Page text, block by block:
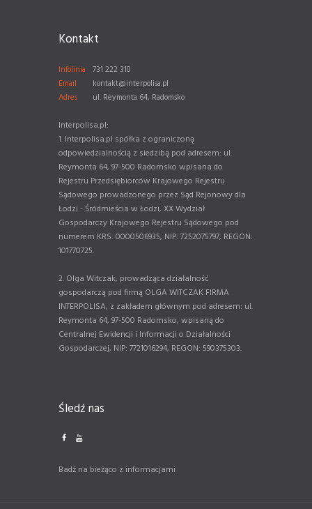
Kontakt
Infolinia
731 222 310
Email
kontakt@interpolisa.pl
Adres
ul. Reymonta 64, Radomsko
Interpolisa.pl:
1. Interpolisa.pl spółka z ograniczoną
odpowiedzialnością z siedzibą pod adresem: ul.
Reymonta 64, 97-500 Radomsko wpisana do
Rejestru Przedsiębiorców Krajowego Rejestru
Sądowego prowadzonego przez Sąd Rejonowy dla
Łodzi - Śródmieścia w Łodzi, XX Wydział
Gospodarczy Krajowego Rejestru Sądowego pod
numerem KRS: 0000506935, NIP: 7252075797, REGON:
101770725.
2. Olga Witczak, prowadząca działalność
gospodarczą pod firmą OLGA WITCZAK FIRMA
INTERPOLISA, z zakładem głównym pod adresem: ul.
Reymonta 64, 97-500 Radomsko, wpisaną do
Centralnej Ewidencji i Informacji o Działalności
Gospodarczej, NIP: 7721016294, REGON: 590375303.
Śledź nas
Badź na bieżąco z informacjami